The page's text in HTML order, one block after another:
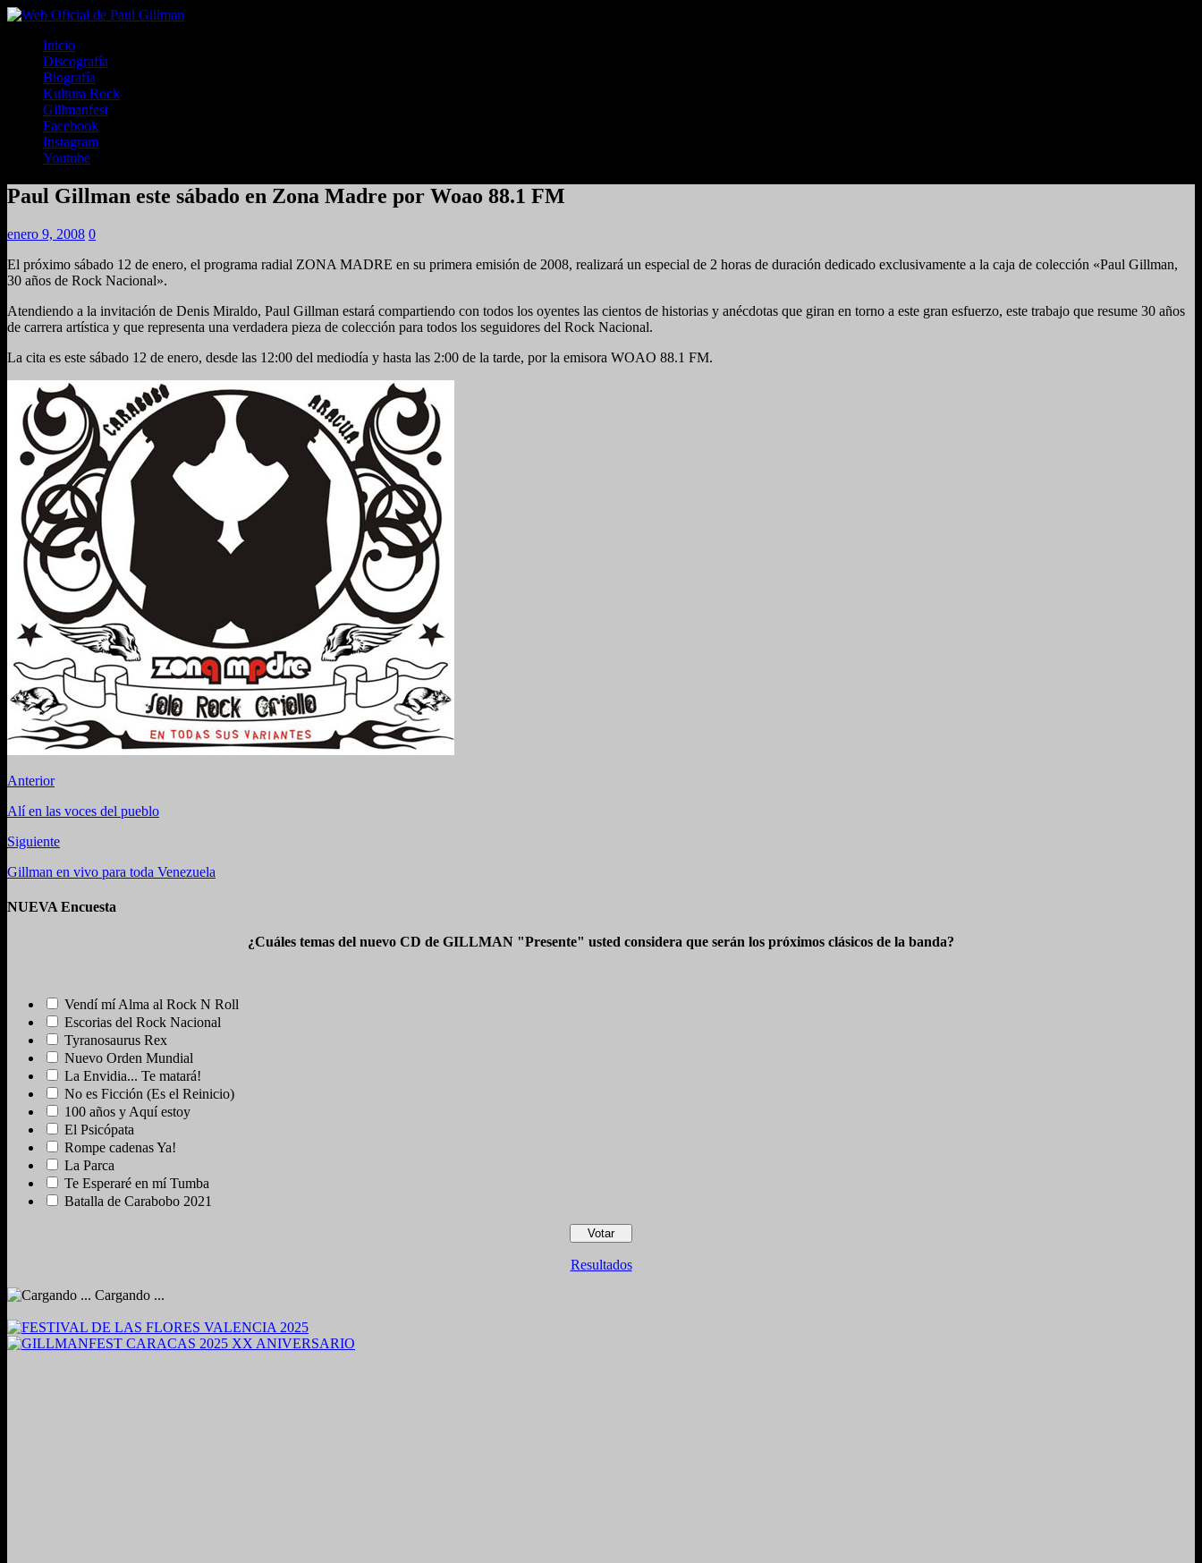
Inicio
Discografía
Biografía
Kultura Rock
Gillmanfest
Facebook
Instagram
Youtube
Paul Gillman este sábado en Zona Madre por Woao 88.1 FM
enero 9, 2008 0
El próximo sábado 12 de enero, el programa radial ZONA MADRE en su primera emisión de 2008, realizará un especial de 2 horas de duración dedicado exclusivamente a la caja de colección «Paul Gillman,
30 años de Rock Nacional».
Atendiendo a la invitación de Denis Miraldo, Paul Gillman estará compartiendo con todos los oyentes las cientos de historias y anécdotas que giran en torno a este gran esfuerzo, este trabajo que resume 30 años
de carrera artística y que representa una verdadera pieza de colección para todos los seguidores del Rock Nacional.
La cita es este sábado 12 de enero, desde las 12:00 del mediodía y hasta las 2:00 de la tarde, por la emisora WOAO 88.1 FM.
Anterior
Alí en las voces del pueblo
Siguiente
Gillman en vivo para toda Venezuela
NUEVA Encuesta
¿Cuáles temas del nuevo CD de GILLMAN "Presente" usted considera que serán los próximos clásicos de la banda?
Vendí mí Alma al Rock N Roll
Escorias del Rock Nacional
Tyranosaurus Rex
Nuevo Orden Mundial
La Envidia... Te matará!
No es Ficción (Es el Reinicio)
100 años y Aquí estoy
El Psicópata
Rompe cadenas Ya!
La Parca
Te Esperaré en mí Tumba
Batalla de Carabobo 2021
Resultados
Cargando ...